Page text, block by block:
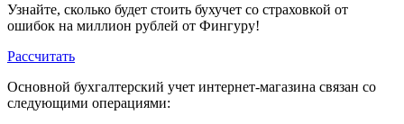
Узнайте, сколько будет стоить бухучет со страховкой от
ошибок на миллион рублей от Фингуру!
Рассчитать
Основной бухгалтерский учет интернет-магазина связан со
следующими операциями: